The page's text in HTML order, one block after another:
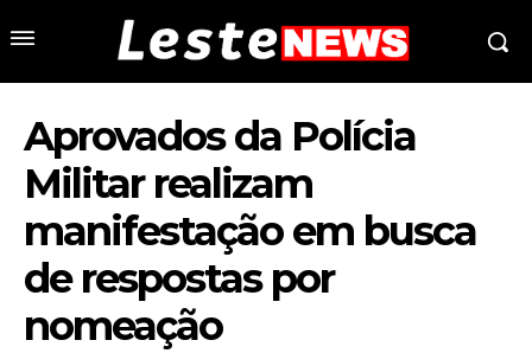
Aprovados da Polícia
Militar realizam
manifestação em busca
de respostas por
nomeação